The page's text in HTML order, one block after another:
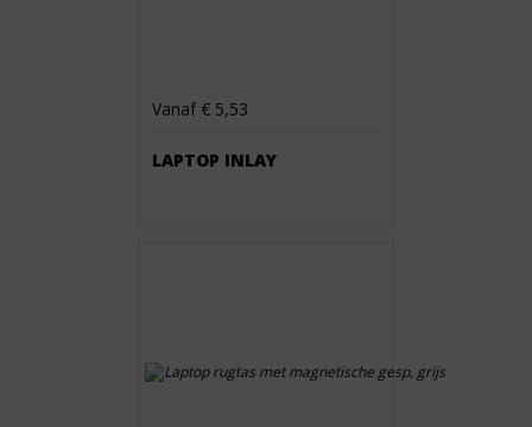
Vanaf € 5,53
LAPTOP INLAY